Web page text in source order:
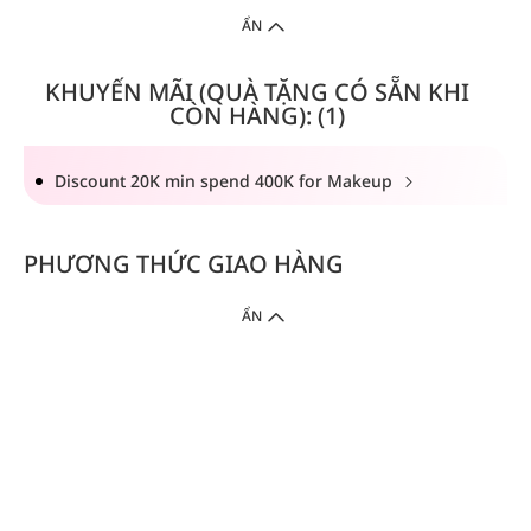
ẨN
KHUYẾN MÃI (QUÀ TẶNG CÓ SẴN KHI
CÒN HÀNG): (1)
Discount 20K min spend 400K for Makeup
PHƯƠNG THỨC GIAO HÀNG
ẨN